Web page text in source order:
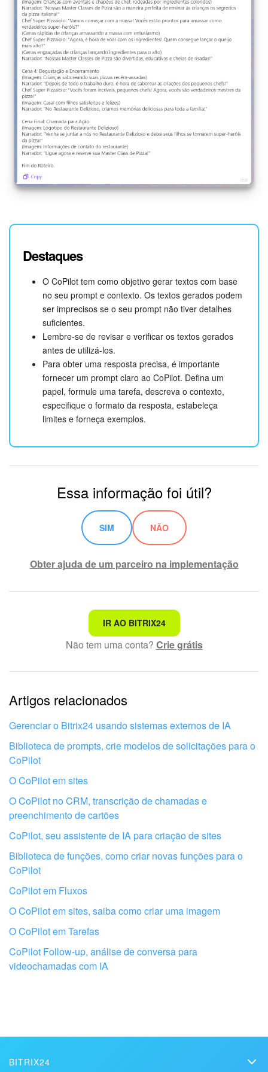
Questões Gerais
Novidades do Helpdesk (arquivo)
COMECE GRÁTIS
Destaques
O CoPilot tem como objetivo gerar textos com base
no seu prompt e contexto. Os textos gerados podem
ser imprecisos se o seu prompt não tiver detalhes
suficientes.
Lembre-se de revisar e verificar os textos gerados
antes de utilizá-los.
Para obter uma resposta precisa, é importante
fornecer um prompt claro ao CoPilot. Defina um
papel, formule uma tarefa, descreva o contexto,
especifique o formato da resposta, estabeleça
limites e forneça exemplos.
Essa informação foi útil?
SIM NÃO
Obter ajuda de um parceiro na implementação
Não é o que estou procurando
Texto complexo e incompreensível
Informações estão desatualizadas
Explicação muito breve, preciso de mais informações
Não gosto de como esta ferramenta funciona
Obtenha seu Bitrix24 configurado por
profissionais locais
ENCONTRAR PARCEIRO BITRIX24 NAS PROXIMIDADES
IR AO BITRIX24
Não tem uma conta? Crie grátis
Artigos relacionados
Gerenciar o Bitrix24 usando sistemas externos de IA
Biblioteca de prompts, crie modelos de solicitações para o
CoPilot
O CoPilot em sites
O CoPilot no CRM, transcrição de chamadas e
preenchimento de cartões
CoPilot, seu assistente de IA para criação de sites
Biblioteca de funções, como criar novas funções para o
CoPilot
CoPilot em Fluxos
O CoPilot em sites, saiba como criar uma imagem
O CoPilot em Tarefas
CoPilot Follow-up, análise de conversa para
videochamadas com IA
BITRIX24